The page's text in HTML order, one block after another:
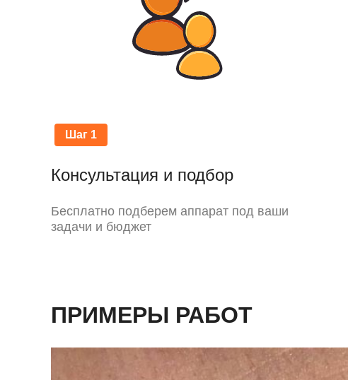
Шаг 1
Бесплатно подберем аппарат под ваши
задачи и бюджет
Консультация и подбор
ПРИМЕРЫ РАБОТ